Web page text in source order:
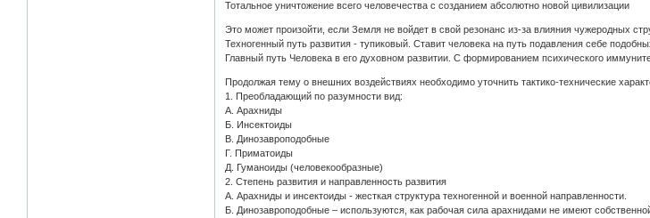
Тотальное уничтожение всего человечества с созданием абсолютно новой цивилизации
Это может произойти, если Земля не войдет в свой резонанс из-за влияния чужеродных
Техногенный путь развития - тупиковый. Ставит человека на путь подавления себе
Главный путь Человека в его духовном развитии. С формированием психического
Продолжая тему о внешних воздействиях необходимо уточнить тактико-технические
1. Преобладающий по разумности вид:
А. Арахниды
Б. Инсектоиды
В. Динозавроподобные
Г. Приматоиды
Д. Гуманоиды (человекообразные)
2. Степень развития и направленность развития
А. Арахниды и инсектоиды - жесткая структура техногенной и военной направленности.
Б. Динозавроподобные – используются, как рабочая сила арахнидами не имеют